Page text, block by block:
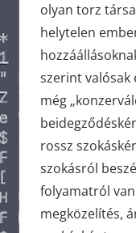
olyan torz
helytelen
szerint valósak
még
rossz
szokásról
folyamatról
megközelítés,